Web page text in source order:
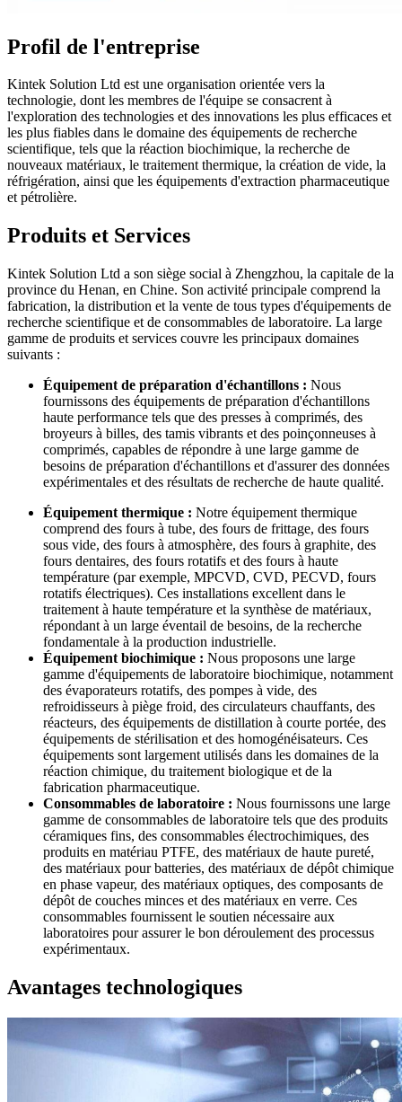
Profil de l'entreprise
Kintek Solution Ltd est une organisation orientée vers la
technologie, dont les membres de l'équipe se consacrent à
l'exploration des technologies et des innovations les plus efficaces et
les plus fiables dans le domaine des équipements de recherche
scientifique, tels que la réaction biochimique, la recherche de
nouveaux matériaux, le traitement thermique, la création de vide, la
réfrigération, ainsi que les équipements d'extraction pharmaceutique
et pétrolière.
Produits et Services
Kintek Solution Ltd a son siège social à Zhengzhou, la capitale de la
province du Henan, en Chine. Son activité principale comprend la
fabrication, la distribution et la vente de tous types d'équipements de
recherche scientifique et de consommables de laboratoire. La large
gamme de produits et services couvre les principaux domaines
suivants :
Équipement de préparation d'échantillons : Nous
fournissons des équipements de préparation d'échantillons
haute performance tels que des presses à comprimés, des
broyeurs à billes, des tamis vibrants et des poinçonneuses à
comprimés, capables de répondre à une large gamme de
besoins de préparation d'échantillons et d'assurer des données
expérimentales et des résultats de recherche de haute qualité.
Équipement thermique : Notre équipement thermique
comprend des fours à tube, des fours de frittage, des fours
sous vide, des fours à atmosphère, des fours à graphite, des
fours dentaires, des fours rotatifs et des fours à haute
température (par exemple, MPCVD, CVD, PECVD, fours
rotatifs électriques). Ces installations excellent dans le
traitement à haute température et la synthèse de matériaux,
répondant à un large éventail de besoins, de la recherche
fondamentale à la production industrielle.
Équipement biochimique : Nous proposons une large
gamme d'équipements de laboratoire biochimique, notamment
des évaporateurs rotatifs, des pompes à vide, des
refroidisseurs à piège froid, des circulateurs chauffants, des
réacteurs, des équipements de distillation à courte portée, des
équipements de stérilisation et des homogénéisateurs. Ces
équipements sont largement utilisés dans les domaines de la
réaction chimique, du traitement biologique et de la
fabrication pharmaceutique.
Consommables de laboratoire : Nous fournissons une large
gamme de consommables de laboratoire tels que des produits
céramiques fins, des consommables électrochimiques, des
produits en matériau PTFE, des matériaux de haute pureté,
des matériaux pour batteries, des matériaux de dépôt chimique
en phase vapeur, des matériaux optiques, des composants de
dépôt de couches minces et des matériaux en verre. Ces
consommables fournissent le soutien nécessaire aux
laboratoires pour assurer le bon déroulement des processus
expérimentaux.
Avantages technologiques